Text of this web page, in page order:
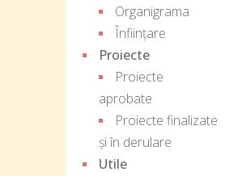
Organigrama
Înființare
Proiecte
Proiecte
aprobate
Proiecte finalizate
și în derulare
Utile